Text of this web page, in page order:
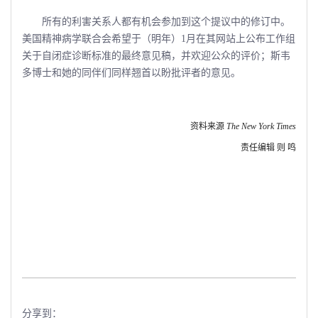
所有的利害关系人都有机会参加到这个提议中的修订中。
美国精神病学联合会希望于（明年）1月在其网站上公布工作组
关于自闭症诊断标准的最终意见稿，并欢迎公众的评价；斯韦
多博士和她的同伴们同样翘首以盼批评者的意见。
资料来源 The New York Times
责任编辑 则 鸣
分享到：